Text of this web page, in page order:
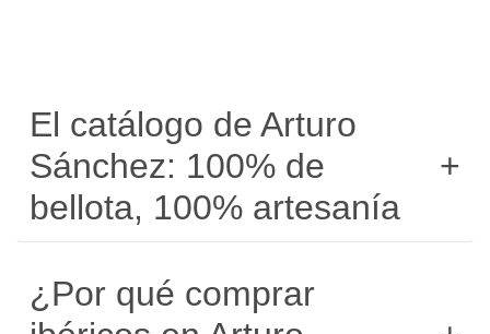
El catálogo de Arturo
Sánchez: 100% de
bellota, 100% artesanía
¿Por qué comprar